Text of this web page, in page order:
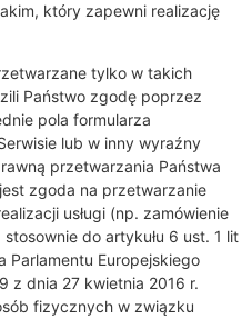
który zapewni realizację
tylko w takich
Państwo zgodę poprzez
pola formularza
lub w inny wyraźny
przetwarzania Państwa
zgoda na przetwarzanie
usługi (np. zamówienie
do artykułu 6 ust. 1 lit
Parlamentu Europejskiego
z dnia 27 kwietnia 2016 r.
fizycznych w związku